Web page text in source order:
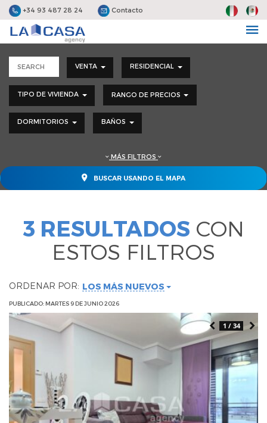
+34 93 487 28 24 Contacto
VENTA RESIDENCIAL
TIPO DE VIVIENDA RANGO DE PRECIOS
DORMITORIOS BAÑOS
MÁS FILTROS
BUSCAR USANDO EL MAPA
3 RESULTADOS CON
ESTOS FILTROS
ORDENAR POR: LOS MÁS NUEVOS
PUBLICADO: MARTES 9 DE JUNIO 2026
1 / 34